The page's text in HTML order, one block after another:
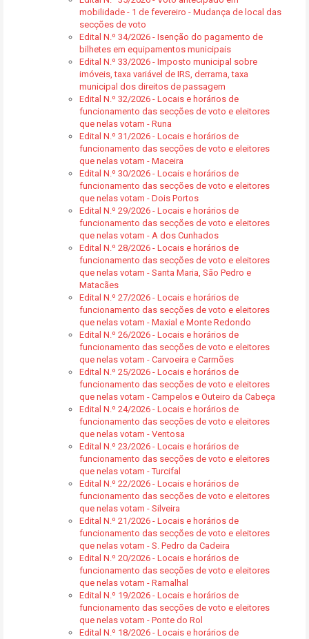
mobilidade - 1 de fevereiro - Mudança de local das
secções de voto
Edital N.º 34/2026 - Isenção do pagamento de
bilhetes em equipamentos municipais
Edital N.º 33/2026 - Imposto municipal sobre
imóveis, taxa variável de IRS, derrama, taxa
municipal dos direitos de passagem
Edital N.º 32/2026 - Locais e horários de
funcionamento das secções de voto e eleitores
que nelas votam - Runa
Edital N.º 31/2026 - Locais e horários de
funcionamento das secções de voto e eleitores
que nelas votam - Maceira
Edital N.º 30/2026 - Locais e horários de
funcionamento das secções de voto e eleitores
que nelas votam - Dois Portos
Edital N.º 29/2026 - Locais e horários de
funcionamento das secções de voto e eleitores
que nelas votam - A dos Cunhados
Edital N.º 28/2026 - Locais e horários de
funcionamento das secções de voto e eleitores
que nelas votam - Santa Maria, São Pedro e
Matacães
Edital N.º 27/2026 - Locais e horários de
funcionamento das secções de voto e eleitores
que nelas votam - Maxial e Monte Redondo
Edital N.º 26/2026 - Locais e horários de
funcionamento das secções de voto e eleitores
que nelas votam - Carvoeira e Carmões
Edital N.º 25/2026 - Locais e horários de
funcionamento das secções de voto e eleitores
que nelas votam - Campelos e Outeiro da Cabeça
Edital N.º 24/2026 - Locais e horários de
funcionamento das secções de voto e eleitores
que nelas votam - Ventosa
Edital N.º 23/2026 - Locais e horários de
funcionamento das secções de voto e eleitores
que nelas votam - Turcifal
Edital N.º 22/2026 - Locais e horários de
funcionamento das secções de voto e eleitores
que nelas votam - Silveira
Edital N.º 21/2026 - Locais e horários de
funcionamento das secções de voto e eleitores
que nelas votam - S. Pedro da Cadeira
Edital N.º 20/2026 - Locais e horários de
funcionamento das secções de voto e eleitores
que nelas votam - Ramalhal
Edital N.º 19/2026 - Locais e horários de
funcionamento das secções de voto e eleitores
que nelas votam - Ponte do Rol
Edital N.º 18/2026 - Locais e horários de